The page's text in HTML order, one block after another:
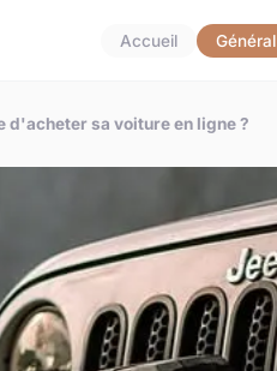
Accueil Général
d'acheter sa voiture en ligne ?